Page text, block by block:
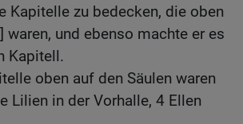
Kapitelle zu bedecken, die oben
waren, und ebenso machte er es
Kapitell.
oben auf den Säulen waren
Lilien in der Vorhalle, 4 Ellen